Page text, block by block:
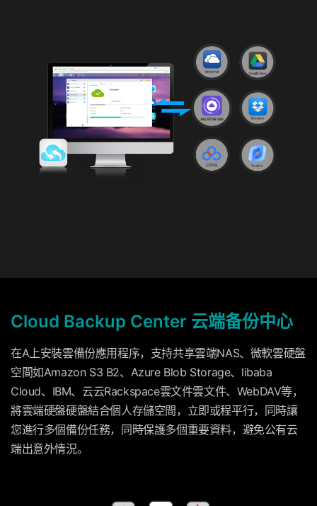
Cloud Backup Center 云端备份中心
在A上安裝雲備份應用程序，支持共享雲端NAS、微軟雲硬盤
空間如Amazon S3 B2、Azure Blob Storage、libaba
Cloud、IBM、云云Rackspace雲文件雲文件、WebDAV等，
將雲端硬盤硬盤結合個人存儲空間，立即或程平行，同時讓
您進行多個備份任務，同時保護多個重要資料，避免公有云
端出意外情況。